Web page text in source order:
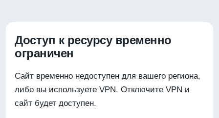
Доступ к ресурсу временно
ограничен
Сайт временно недоступен для вашего региона,
либо вы используете VPN. Отключите VPN и
сайт будет доступен.